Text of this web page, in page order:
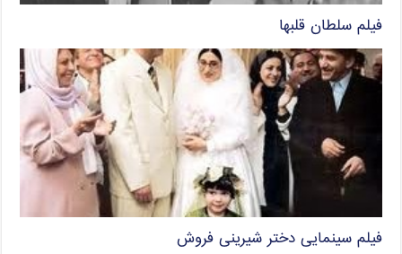
فیلم سلطان قلبها
فیلم سینمایی دختر شیرینی فروش